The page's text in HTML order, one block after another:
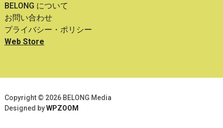
BELONG について
お問い合わせ
プライバシー・ポリシー
Web Store
Copyright © 2026 BELONG Media
Designed byWPZOOM